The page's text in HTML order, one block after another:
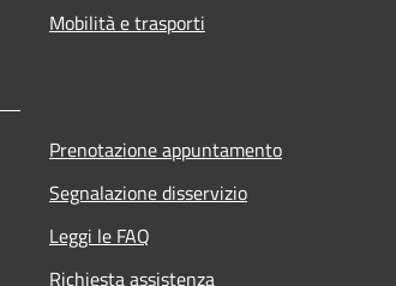
Mobilità e trasporti
Prenotazione appuntamento
Segnalazione disservizio
Leggi le FAQ
Richiesta assistenza